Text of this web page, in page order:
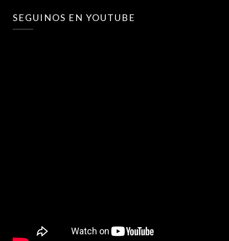
SEGUINOS EN YOUTUBE